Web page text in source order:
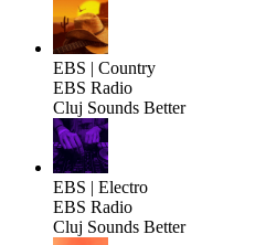
EBS | Country
EBS Radio
Cluj Sounds Better
EBS | Electro
EBS Radio
Cluj Sounds Better